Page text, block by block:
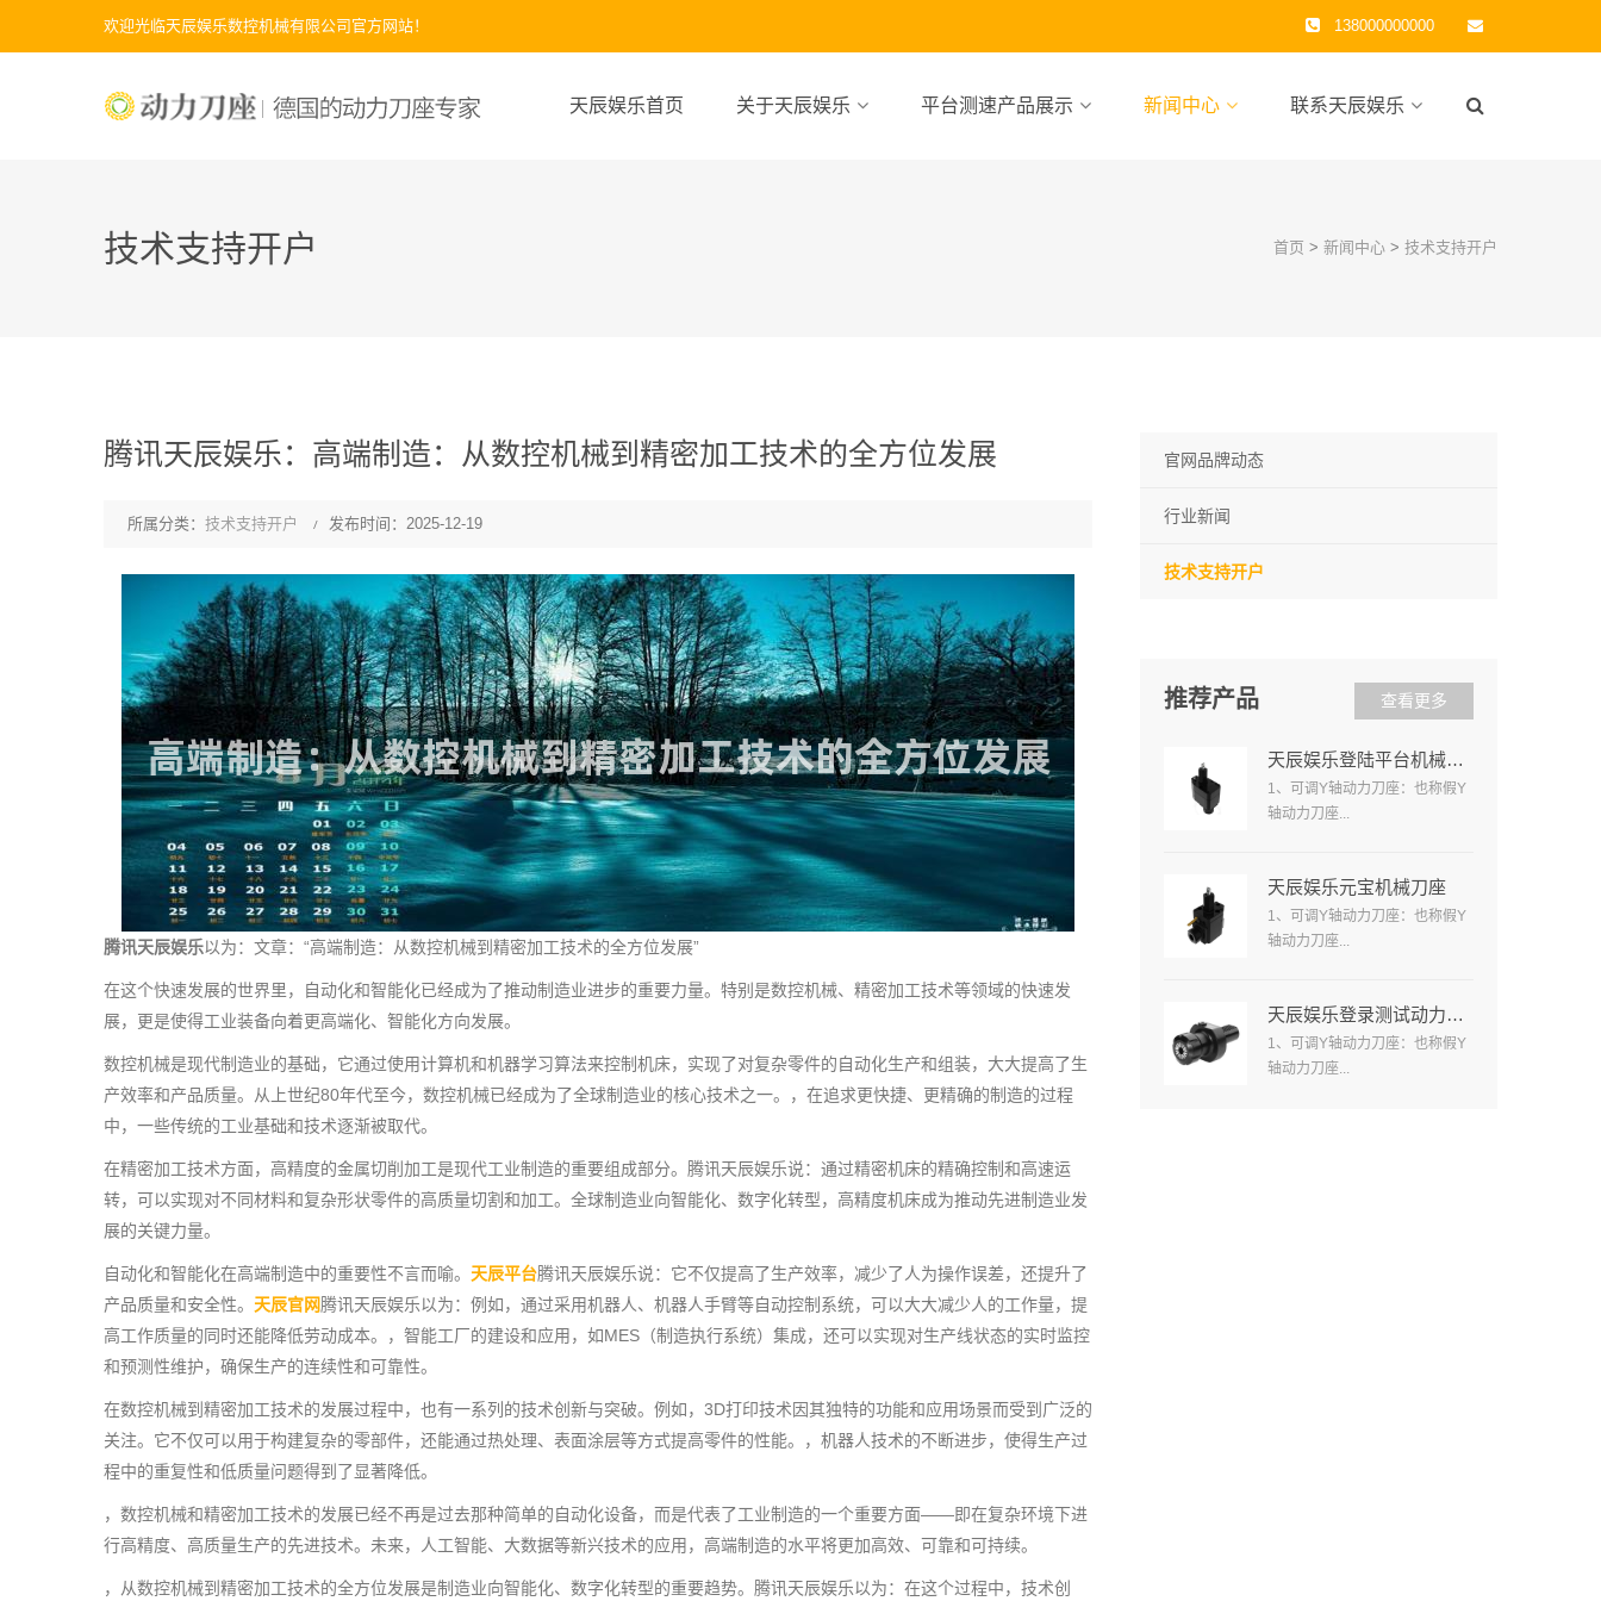
欢迎光临天辰娱乐数控机械有限公司官方网站！ 138000000000
天辰娱乐首页 关于天辰娱乐 平台测速产品展示 新闻中心 联系天辰娱乐
技术支持开户 首页 > 新闻中心 > 技术支持开户
腾讯天辰娱乐：高端制造：从数控机械到精密加工技术的全方位发展
所属分类： 技术支持开户 发布时间：2025-12-19
腾讯天辰娱乐以为：文章：“高端制造：从数控机械到精密加工技术的全方位发展”
在这个快速发展的世界里，自动化和智能化已经成为了推动制造业进步的重要力量。特别是数控机械、精密加工技术等领域的快速发
展，更是使得工业装备向着更高端化、智能化方向发展。
数控机械是现代制造业的基础，它通过使用计算机和机器学习算法来控制机床，实现了对复杂零件的自动化生产和组装，大大提高了生
产效率和产品质量。从上世纪80年代至今，数控机械已经成为了全球制造业的核心技术之一。，在追求更快捷、更精确的制造的过程
中，一些传统的工业基础和技术逐渐被取代。
在精密加工技术方面，高精度的金属切削加工是现代工业制造的重要组成部分。腾讯天辰娱乐说：通过精密机床的精确控制和高速运
转，可以实现对不同材料和复杂形状零件的高质量切割和加工。全球制造业向智能化、数字化转型，高精度机床成为推动先进制造业发
展的关键力量。
自动化和智能化在高端制造中的重要性不言而喻。 天辰平台腾讯天辰娱乐说：它不仅提高了生产效率，减少了人为操作误差，还提升了
产品质量和安全性。 天辰官网 腾讯天辰娱乐以为：例如，通过采用机器人、机器人手臂等自动控制系统，可以大大减少人的工作量，提
高工作质量的同时还能降低劳动成本。，智能工厂的建设和应用，如MES（制造执行系统）集成，还可以实现对生产线状态的实时监控
和预测性维护，确保生产的连续性和可靠性。
在数控机械到精密加工技术的发展过程中，也有一系列的技术创新与突破。例如，3D打印技术因其独特的功能和应用场景而受到广泛的
关注。它不仅可以用于构建复杂的零部件，还能通过热处理、表面涂层等方式提高零件的性能。，机器人技术的不断进步，使得生产过
程中的重复性和低质量问题得到了显著降低。
，数控机械和精密加工技术的发展已经不再是过去那种简单的自动化设备，而是代表了工业制造的一个重要方面——即在复杂环境下进
行高精度、高质量生产的先进技术。未来，人工智能、大数据等新兴技术的应用，高端制造的水平将更加高效、可靠和可持续。
，从数控机械到精密加工技术的全方位发展是制造业向智能化、数字化转型的重要趋势。腾讯天辰娱乐以为：在这个过程中，技术创
官网品牌动态
行业新闻
技术支持开户
推荐产品 查看更多
天辰娱乐登陆平台机械刀座
1、可调Y轴动力刀座：也称假Y
轴动力刀座...
天辰娱乐元宝机械刀座
1、可调Y轴动力刀座：也称假Y
轴动力刀座...
天辰娱乐登录测试动力刀座
1、可调Y轴动力刀座：也称假Y
轴动力刀座...